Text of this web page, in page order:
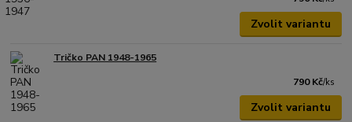
Zvolit variantu
Tričko PAN 1948-1965
790 Kč/ks
Zvolit variantu